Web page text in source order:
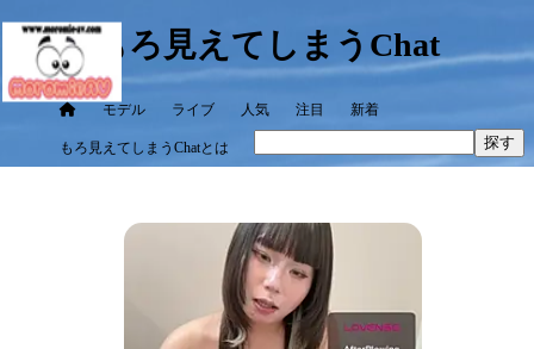
もろ見えてしまうChat
モデル ライブ 人気 注目 新着
もろ見えてしまうChatとは 探す